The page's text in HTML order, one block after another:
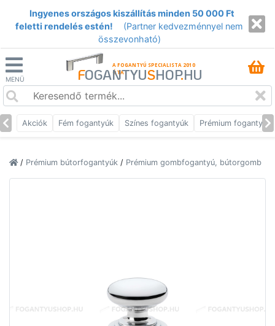
Ingyenes országos kiszállítás minden 50 000 Ft
feletti rendelés estén!
(Partner kedvezménnyel nem
összevonható)
MENÜ
A FOGANTYÚ SPECIALISTA 2010
ÓTA
FOGANTYUSHOP.HU
Akciók Fém fogantyúk Színes fogantyúk Prémium fogantyúk
/ Prémium bútorfogantyúk / Prémium gombfogantyú, bútorgomb